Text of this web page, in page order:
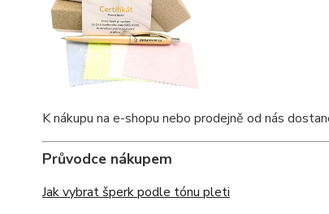
K nákupu na e-shopu nebo prodejně od nás
Průvodce nákupem
Jak vybrat šperk podle tónu pleti